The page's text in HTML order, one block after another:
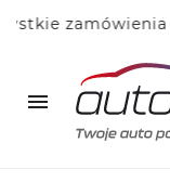
zamówienia
